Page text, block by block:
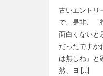
古いエントリ
で、是非、「
面白くないと
だったですか
は無しね」と
然、ヨ […]